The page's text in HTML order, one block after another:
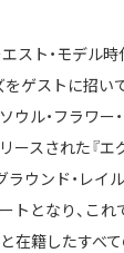
スト・モデル
をゲストに招い
ウル・フラワー
スされた『エ
ラウンド・レ
トとなり、これ
在籍したすべ